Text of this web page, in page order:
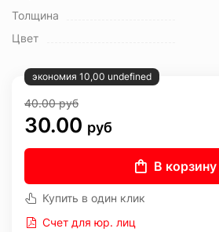
Толщина
Цвет
экономия 10,00 undefined
40.00руб
30.00 руб
В корзину
Купить в один клик
Счет для юр. лиц